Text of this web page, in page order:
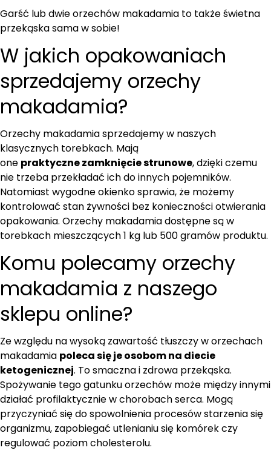
Garść lub dwie orzechów makadamia to także świetna
przekąska sama w sobie!
W jakich opakowaniach
sprzedajemy orzechy
makadamia?
Orzechy makadamia sprzedajemy w naszych
klasycznych torebkach. Mają
one praktyczne zamknięcie strunowe, dzięki czemu
nie trzeba przekładać ich do innych pojemników.
Natomiast wygodne okienko sprawia, że możemy
kontrolować stan żywności bez konieczności otwierania
opakowania. Orzechy makadamia dostępne są w
torebkach mieszczących 1 kg lub 500 gramów produktu.
Komu polecamy orzechy
makadamia z naszego
sklepu online?
Ze względu na wysoką zawartość tłuszczy w orzechach
makadamia poleca się je osobom na diecie
ketogenicznej. To smaczna i zdrowa przekąska.
Spożywanie tego gatunku orzechów może między innymi
działać profilaktycznie w chorobach serca. Mogą
przyczyniać się do spowolnienia procesów starzenia się
organizmu, zapobiegać utlenianiu się komórek czy
regulować poziom cholesterolu.